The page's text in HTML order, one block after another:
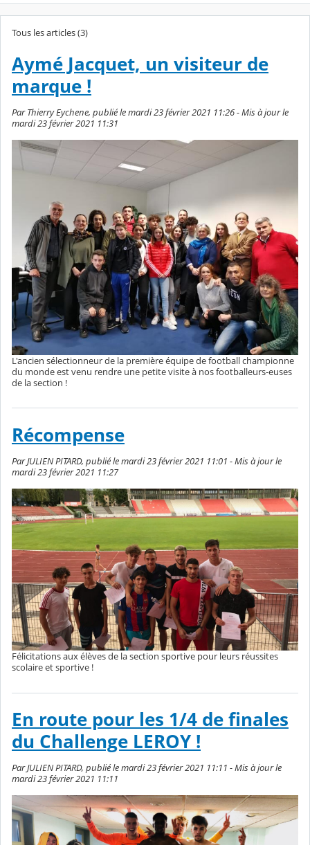
Tous les articles (3)
Aymé Jacquet, un visiteur de
marque !
Par Thierry Eychene, publié le mardi 23 février 2021 11:26 - Mis à jour le
mardi 23 février 2021 11:31
L'ancien sélectionneur de la première équipe de football championne
du monde est venu rendre une petite visite à nos footballeurs-euses
de la section !
Récompense
Par JULIEN PITARD, publié le mardi 23 février 2021 11:01 - Mis à jour le
mardi 23 février 2021 11:27
Félicitations aux élèves de la section sportive pour leurs réussites
scolaire et sportive !
En route pour les 1/4 de finales
du Challenge LEROY !
Par JULIEN PITARD, publié le mardi 23 février 2021 11:11 - Mis à jour le
mardi 23 février 2021 11:11